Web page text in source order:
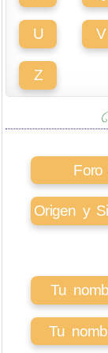
U V
Z
Foro
Origen y
Tu
Tu